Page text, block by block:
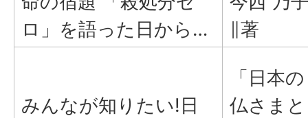
ロ」を語った日から…
∥著
みんなが知りたい!日
「日本の
仏さまと